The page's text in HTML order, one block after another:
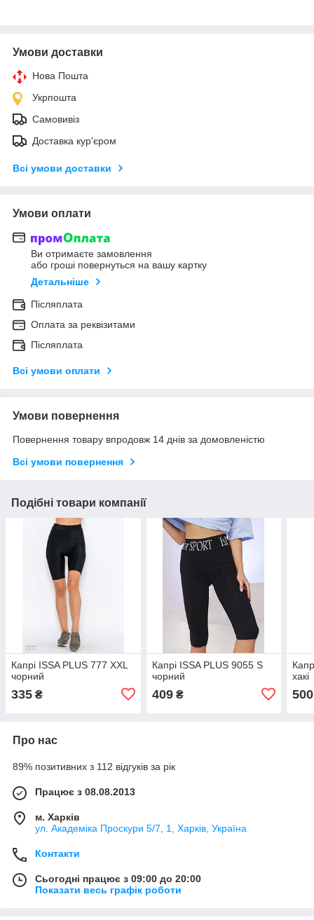
Умови доставки
Нова Пошта
Укрпошта
Самовивіз
Доставка кур'єром
Всі умови доставки
Умови оплати
Ви отримаєте замовлення
або гроші повернуться на вашу картку
Детальніше
Післяплата
Оплата за реквізитами
Післяплата
Всі умови оплати
Умови повернення
Повернення товару впродовж 14 днів за домовленістю
Всі умови повернення
Подібні товари компанії
Капрі ISSA PLUS 777 XXL
чорний
335 ₴
Капрі ISSA PLUS 9055 S
чорний
409₴
хакі
500
Про нас
89% позитивних з 112 відгуків за рік
Працює з 08.08.2013
м. Харків
ул. Академіка Проскури 5/7, 1, Харків, Україна
Контакти
Сьогодні працює з 09:00 до 20:00
Показати весь графік роботи